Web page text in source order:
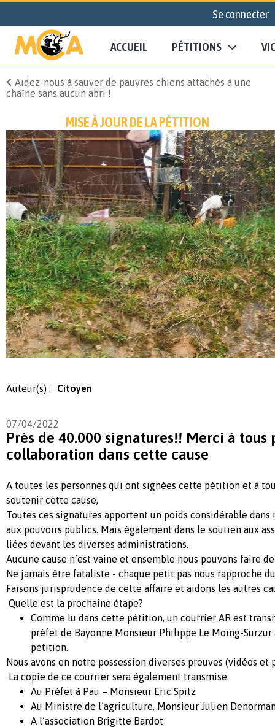
Se connecter
ACCUEIL PÉTITIONS
Aidez-nous à sauver de pauvres chiens attachés à une
chaîne sans aucun abri !
MISE À JOUR DE LA PÉTITION
Auteur(s) : Citoyen
07/04/2022
Près de 40.000 signatures!! Merci à tous
collaboration dans cette cause
A toutes les personnes qui ont signées cette pétition et à
soutenir cette cause,
Toutes ces signatures apportent un poids considérable
aux pouvoirs publics. Mais également dans le soutien aux
liées devant les diverses administrations.
Aucune cause n’est vaine et ensemble nous pouvons faire
Ne jamais être fataliste - chaque petit pas nous rapproche
Faisons jurisprudence de cette affaire et aidons les autres
Quelle est la prochaine étape?
Comme lu dans cette pétition, un courrier AR est
préfet de Bayonne Monsieur Philippe Le Moing-
pétition.
Nous avons en notre possession diverses preuves (vidéos et
La copie de ce courrier sera également transmise.
Au Préfet à Pau – Monsieur Eric Spitz
Au Ministre de l’agriculture, Monsieur Julien
A l’association Brigitte Bardot